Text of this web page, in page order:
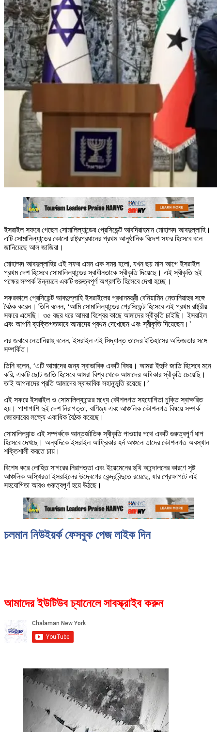
ইসরাইল সফরে গেছেন সোমালিল্যান্ডের প্রেসিডেন্ট আবদিরাহমান মোহাম্মদ আবদুল্লাহি।
এটি সোমালিল্যান্ডের কোনো রাষ্ট্রপ্রধানের প্রথম আনুষ্ঠানিক বিদেশ সফর হিসেবে বলে
জানিয়েছে আল জাজিরা।
মোহাম্মদ আবদুল্লাহির এই সফর এমন এক সময় হলো, যখন ছয় মাস আগে ইসরাইল
প্রথম দেশ হিসেবে সোমালিল্যান্ডের স্বাধীনতাকে স্বীকৃতি দিয়েছে। এই স্বীকৃতি দুই
পক্ষের সম্পর্ক উন্নয়নে একটি গুরুত্বপূর্ণ অগ্রগতি হিসেবে দেখা হচ্ছে।
সফরকালে প্রেসিডেন্ট আবদুল্লাহি ইসরাইলের প্রধানমন্ত্রী বেনিয়ামিন নেতানিয়াহুর সঙ্গে
বৈঠক করেন। তিনি বলেন, ‘আমি সোমালিল্যান্ডের প্রেসিডেন্ট হিসেবে এই প্রথম রাষ্ট্রীয়
সফরে এসেছি। ৩৫ বছর ধরে আমরা বিশ্বের কাছে আমাদের স্বীকৃতি চাইছি। ইসরাইল
এবং আপনি ব্যক্তিগতভাবে আমাদের প্রথম দেখেছেন এবং স্বীকৃতি দিয়েছেন।’
এর জবাবে নেতানিয়াহু বলেন, ইসরাইল এই সিদ্ধান্ত তাদের ইতিহাসের অভিজ্ঞতার সঙ্গে
সম্পর্কিত।
তিনি বলেন, ‘এটি আমাদের জন্য স্বাভাবিক একটি বিষয়। আমরা ইহুদি জাতি হিসেবে মনে
করি, একটি ছোট জাতি হিসেবে আমরা বিশ্ব থেকে আমাদের অধিকার স্বীকৃতি চেয়েছি।
তাই আপনাদের প্রতি আমাদের স্বাভাবিক সহানুভূতি রয়েছে।’
এই সফরে ইসরাইল ও সোমালিল্যান্ডের মধ্যে কৌশলগত সহযোগিতা চুক্তি স্বাক্ষরিত
হয়। পাশাপাশি দুই দেশ নিরাপত্তা, বাণিজ্য এবং আঞ্চলিক কৌশলগত বিষয়ে সম্পর্ক
জোরদারের লক্ষ্যে একাধিক বৈঠক করেছে।
সোমালিল্যান্ড এই সম্পর্ককে আন্তর্জাতিক স্বীকৃতি পাওয়ার পথে একটি গুরুত্বপূর্ণ ধাপ
হিসেবে দেখছে। অন্যদিকে ইসরাইল আফ্রিকার হর্ন অঞ্চলে তাদের কৌশলগত অবস্থান
শক্তিশালী করতে চায়।
বিশেষ করে লোহিত সাগরের নিরাপত্তা এবং ইয়েমেনের হুথি আন্দোলনের কারণে সৃষ্ট
আঞ্চলিক অস্থিরতা ইসরাইলের উদ্বেগের কেন্দ্রবিন্দুতে রয়েছে, যার প্রেক্ষাপটে এই
সহযোগিতা আরও গুরুত্বপূর্ণ হয়ে উঠছে।
চলমান নিউইয়র্ক ফেসবুক পেজ লাইক দিন
আমাদের ইউটিউব চ্যানেলে সাবস্ক্রাইব করুন